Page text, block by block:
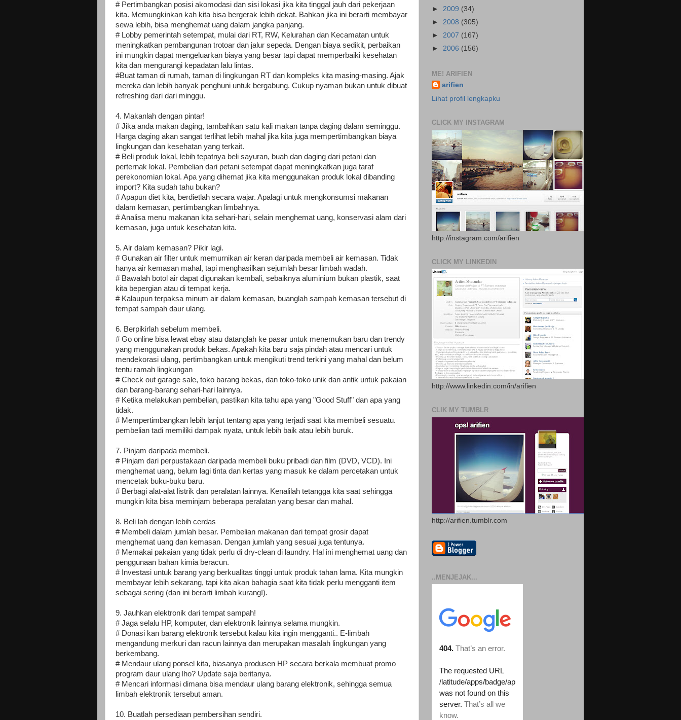
# Pertimbangkan posisi akomodasi dan sisi lokasi jika kita tinggal jauh dari pekerjaan
kita. Memungkinkan kah kita bisa bergerak lebih dekat. Bahkan jika ini berarti membayar
sewa lebih, bisa menghemat uang dalam jangka panjang.
# Lobby pemerintah setempat, mulai dari RT, RW, Kelurahan dan Kecamatan untuk
meningkatkan pembangunan trotoar dan jalur sepeda. Dengan biaya sedikit, perbaikan
ini mungkin dapat mengeluarkan biaya yang besar tapi dapat memperbaiki kesehatan
kita dan mengurangi kepadatan lalu lintas.
#Buat taman di rumah, taman di lingkungan RT dan kompleks kita masing-masing. Ajak
mereka dan lebih banyak penghuni untuk bergabung. Cukup nyaman bukan untuk dibuat
refreshing dari dari minggu.
4. Makanlah dengan pintar!
# Jika anda makan daging, tambahkan satu kali makan tanpa daging dalam seminggu.
Harga daging akan sangat terlihat lebih mahal jika kita juga mempertimbangkan biaya
lingkungan dan kesehatan yang terkait.
# Beli produk lokal, lebih tepatnya beli sayuran, buah dan daging dari petani dan
perternak lokal. Pembelian dari petani setempat dapat meningkatkan juga taraf
perekonomian lokal. Apa yang dihemat jika kita menggunakan produk lokal dibanding
import? Kita sudah tahu bukan?
# Apapun diet kita, berdietlah secara wajar. Apalagi untuk mengkonsumsi makanan
dalam kemasan, pertimbangkan limbahnya.
# Analisa menu makanan kita sehari-hari, selain menghemat uang, konservasi alam dari
kemasan, juga untuk kesehatan kita.
5. Air dalam kemasan? Pikir lagi.
# Gunakan air filter untuk memurnikan air keran daripada membeli air kemasan. Tidak
hanya air kemasan mahal, tapi menghasilkan sejumlah besar limbah wadah.
# Bawalah botol air dapat digunakan kembali, sebaiknya aluminium bukan plastik, saat
kita bepergian atau di tempat kerja.
# Kalaupun terpaksa minum air dalam kemasan, buanglah sampah kemasan tersebut di
tempat sampah daur ulang.
6. Berpikirlah sebelum membeli.
# Go online bisa lewat ebay atau datanglah ke pasar untuk menemukan baru dan trendy
yang menggunakan produk bekas. Apakah kita baru saja pindah atau mencari untuk
mendekorasi ulang, pertimbangkan untuk mengikuti trend terkini yang mahal dan belum
tentu ramah lingkungan
# Check out garage sale, toko barang bekas, dan toko-toko unik dan antik untuk pakaian
dan barang-barang sehari-hari lainnya.
# Ketika melakukan pembelian, pastikan kita tahu apa yang "Good Stuff" dan apa yang
tidak.
# Mempertimbangkan lebih lanjut tentang apa yang terjadi saat kita membeli sesuatu.
pembelian tadi memiliki dampak nyata, untuk lebih baik atau lebih buruk.
7. Pinjam daripada membeli.
# Pinjam dari perpustakaan daripada membeli buku pribadi dan film (DVD, VCD). Ini
menghemat uang, belum lagi tinta dan kertas yang masuk ke dalam percetakan untuk
mencetak buku-buku baru.
# Berbagi alat-alat listrik dan peralatan lainnya. Kenalilah tetangga kita saat sehingga
mungkin kita bisa meminjam beberapa peralatan yang besar dan mahal.
8. Beli lah dengan lebih cerdas
# Membeli dalam jumlah besar. Pembelian makanan dari tempat grosir dapat
menghemat uang dan kemasan. Dengan jumlah yang sesuai juga tentunya.
# Memakai pakaian yang tidak perlu di dry-clean di laundry. Hal ini menghemat uang dan
penggunaan bahan kimia beracun.
# Investasi untuk barang yang berkualitas tinggi untuk produk tahan lama. Kita mungkin
membayar lebih sekarang, tapi kita akan bahagia saat kita tidak perlu mengganti item
sebagai sering (dan ini berarti limbah kurang!).
9. Jauhkan elektronik dari tempat sampah!
# Jaga selalu HP, komputer, dan elektronik lainnya selama mungkin.
# Donasi kan barang elektronik tersebut kalau kita ingin mengganti.. E-limbah
mengandung merkuri dan racun lainnya dan merupakan masalah lingkungan yang
berkembang.
# Mendaur ulang ponsel kita, biasanya produsen HP secara berkala membuat promo
program daur ulang lho? Update saja beritanya.
# Mencari informasi dimana bisa mendaur ulang barang elektronik, sehingga semua
limbah elektronik tersebut aman.
10. Buatlah persediaan pembersihan sendiri.
► 2009 (34)
► 2008 (305)
► 2007 (167)
► 2006 (156)
ME! ARIFIEN
arifien
Lihat profil lengkapku
CLICK MY INSTAGRAM
http://instagram.com/arifien
CLICK MY LINKEDIN
http://www.linkedin.com/in/arifien
CLIK MY TUMBLR
http://arifien.tumblr.com
..MENJEJAK...